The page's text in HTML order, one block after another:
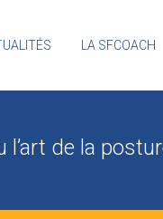
LA SFCOACH
de la